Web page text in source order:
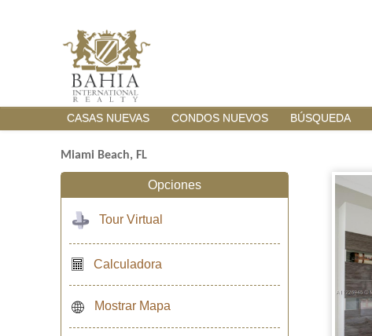
CASAS NUEVAS CONDOS NUEVOS BÚSQUEDA
Miami Beach, FL
Opciones
Tour Virtual
Calculadora
Mostrar Mapa